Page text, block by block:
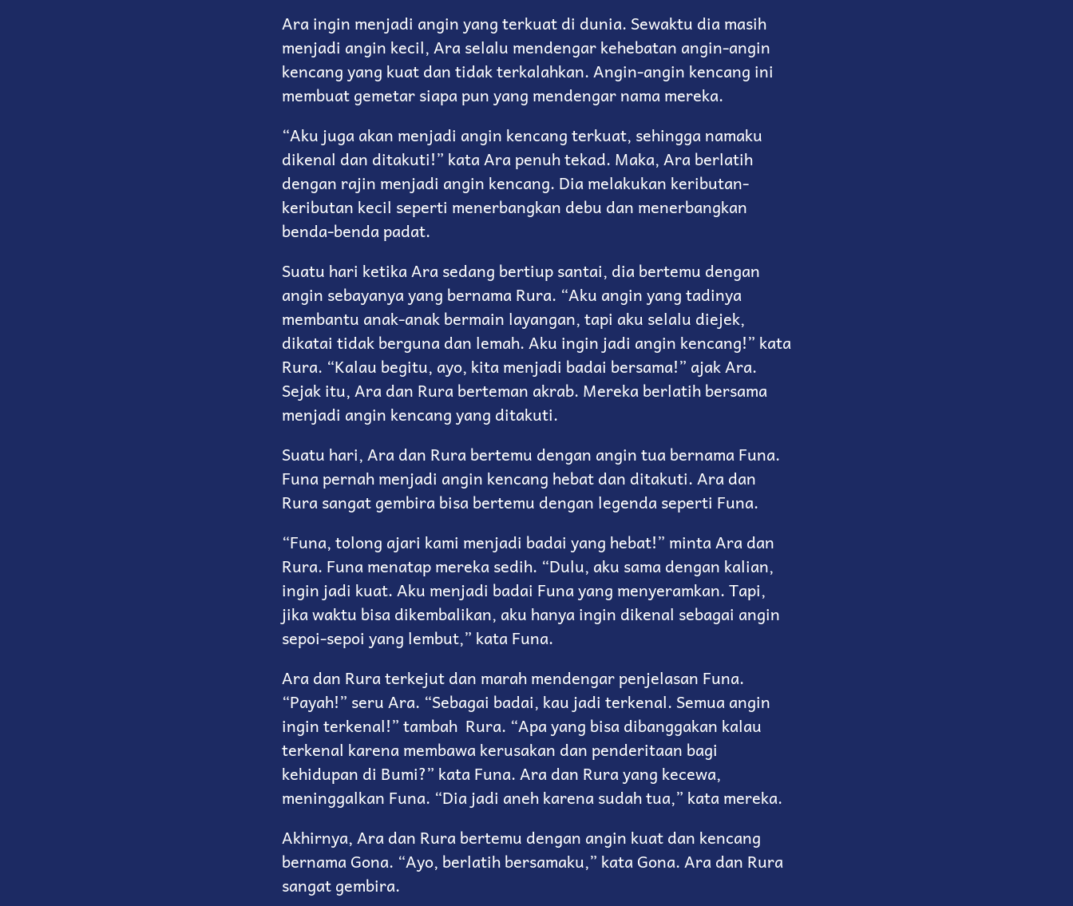
Ara ingin menjadi angin yang terkuat di dunia. Sewaktu dia masih
menjadi angin kecil, Ara selalu mendengar kehebatan angin-angin
kencang yang kuat dan tidak terkalahkan. Angin-angin kencang ini
membuat gemetar siapa pun yang mendengar nama mereka.
“Aku juga akan menjadi angin kencang terkuat, sehingga namaku
dikenal dan ditakuti!” kata Ara penuh tekad. Maka, Ara berlatih
dengan rajin menjadi angin kencang. Dia melakukan keributan-
keributan kecil seperti menerbangkan debu dan menerbangkan
benda-benda padat.
Suatu hari ketika Ara sedang bertiup santai, dia bertemu dengan
angin sebayanya yang bernama Rura. “Aku angin yang tadinya
membantu anak-anak bermain layangan, tapi aku selalu diejek,
dikatai tidak berguna dan lemah. Aku ingin jadi angin kencang!” kata
Rura. “Kalau begitu, ayo, kita menjadi badai bersama!” ajak Ara.
Sejak itu, Ara dan Rura berteman akrab. Mereka berlatih bersama
menjadi angin kencang yang ditakuti.
Suatu hari, Ara dan Rura bertemu dengan angin tua bernama Funa.
Funa pernah menjadi angin kencang hebat dan ditakuti. Ara dan
Rura sangat gembira bisa bertemu dengan legenda seperti Funa.
“Funa, tolong ajari kami menjadi badai yang hebat!” minta Ara dan
Rura. Funa menatap mereka sedih. “Dulu, aku sama dengan kalian,
ingin jadi kuat. Aku menjadi badai Funa yang menyeramkan. Tapi,
jika waktu bisa dikembalikan, aku hanya ingin dikenal sebagai angin
sepoi-sepoi yang lembut,” kata Funa.
Ara dan Rura terkejut dan marah mendengar penjelasan Funa.
“Payah!” seru Ara. “Sebagai badai, kau jadi terkenal. Semua angin
ingin terkenal!” tambah Rura. “Apa yang bisa dibanggakan kalau
terkenal karena membawa kerusakan dan penderitaan bagi
kehidupan di Bumi?” kata Funa. Ara dan Rura yang kecewa,
meninggalkan Funa. “Dia jadi aneh karena sudah tua,” kata mereka.
Akhirnya, Ara dan Rura bertemu dengan angin kuat dan kencang
bernama Gona. “Ayo, berlatih bersamaku,” kata Gona. Ara dan Rura
sangat gembira.